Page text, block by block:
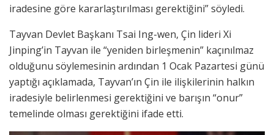
iradesine göre kararlaştırılması gerektiğini” söyledi.
Tayvan Devlet Başkanı Tsai Ing-wen, Çin lideri Xi
Jinping’in Tayvan ile “yeniden birleşmenin” kaçınılmaz
olduğunu söylemesinin ardından 1 Ocak Pazartesi günü
yaptığı açıklamada, Tayvan’ın Çin ile ilişkilerinin halkın
iradesiyle belirlenmesi gerektiğini ve barışın “onur”
temelinde olması gerektiğini ifade etti.